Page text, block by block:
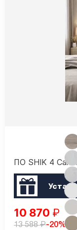
ПО SHIK 4
10 870 ₽
13 588₽-20%